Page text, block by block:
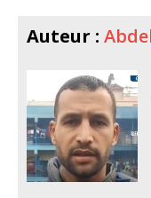
Auteur :